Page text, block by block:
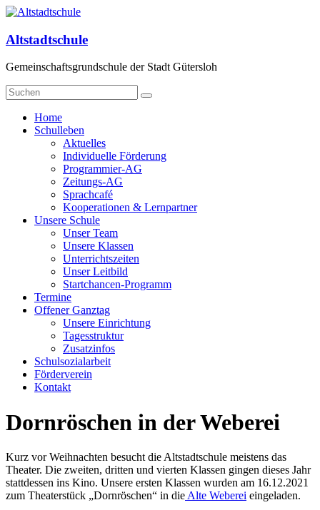
Zum
springen
Altstadtschule
Gemeinschaftsgrundschule der Stadt Gütersloh
Menü
Home
Schulleben
Aktuelles
Individuelle Förderung
Programmier-AG
Zeitungs-AG
Sprachcafé
Kooperationen & Lernpartner
Unsere Schule
Unser Team
Unsere Klassen
Unterrichtszeiten
Unser Leitbild
Startchancen-Programm
Termine
Offener Ganztag
Unsere Einrichtung
Tagesstruktur
Zusatzinfos
Schulsozialarbeit
Förderverein
Kontakt
Dornröschen in der Weberei
Kurz vor Weihnachten besucht die Altstadtschule meistens das
Theater. Die zweiten, dritten und vierten Klassen gingen dieses Jahr
stattdessen ins Kino. Unsere ersten Klassen wurden am 16.12.2021
zum Theaterstück „Dornröschen“ in die Alte Weberei eingeladen.